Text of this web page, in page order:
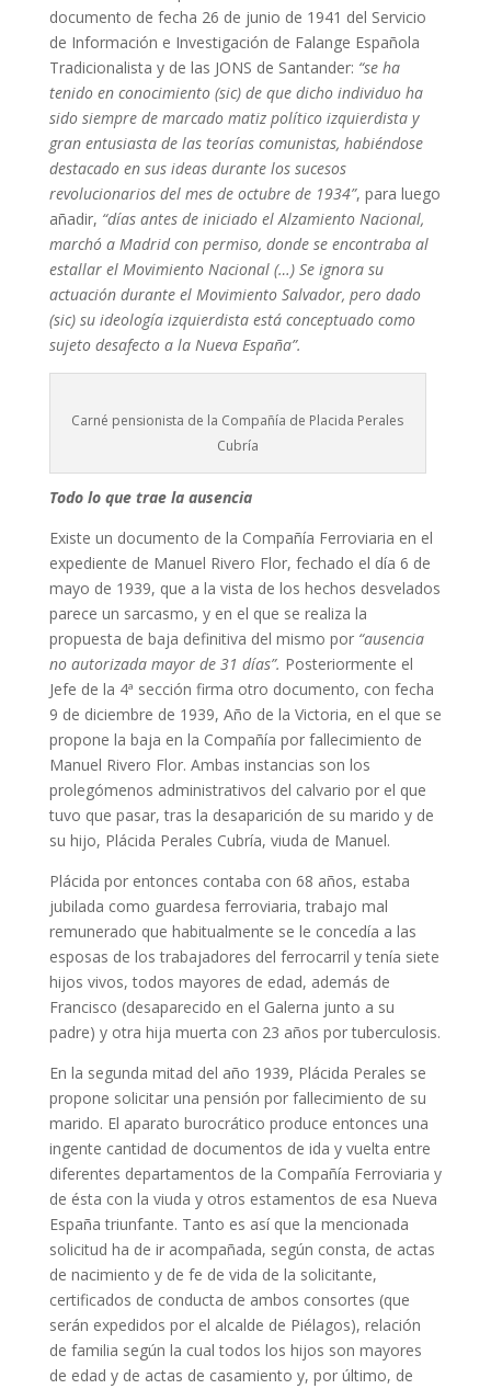
documento de fecha 26 de junio de 1941 del Servicio
de Información e Investigación de Falange Española
Tradicionalista y de las JONS de Santander: “se ha
tenido en conocimiento (sic) de que dicho individuo ha
sido siempre de marcado matiz político izquierdista y
gran entusiasta de las teorías comunistas, habiéndose
destacado en sus ideas durante los sucesos
revolucionarios del mes de octubre de 1934”, para luego
añadir, “días antes de iniciado el Alzamiento Nacional,
marchó a Madrid con permiso, donde se encontraba al
estallar el Movimiento Nacional (…) Se ignora su
actuación durante el Movimiento Salvador, pero dado
(sic) su ideología izquierdista está conceptuado como
sujeto desafecto a la Nueva España”.
Carné pensionista de la Compañía de Placida Perales
Cubría
Todo lo que trae la ausencia
Existe un documento de la Compañía Ferroviaria en el
expediente de Manuel Rivero Flor, fechado el día 6 de
mayo de 1939, que a la vista de los hechos desvelados
parece un sarcasmo, y en el que se realiza la
propuesta de baja definitiva del mismo por “ausencia
no autorizada mayor de 31 días”. Posteriormente el
Jefe de la 4ª sección firma otro documento, con fecha
9 de diciembre de 1939, Año de la Victoria, en el que se
propone la baja en la Compañía por fallecimiento de
Manuel Rivero Flor. Ambas instancias son los
prolegómenos administrativos del calvario por el que
tuvo que pasar, tras la desaparición de su marido y de
su hijo, Plácida Perales Cubría, viuda de Manuel.
Plácida por entonces contaba con 68 años, estaba
jubilada como guardesa ferroviaria, trabajo mal
remunerado que habitualmente se le concedía a las
esposas de los trabajadores del ferrocarril y tenía siete
hijos vivos, todos mayores de edad, además de
Francisco (desaparecido en el Galerna junto a su
padre) y otra hija muerta con 23 años por tuberculosis.
En la segunda mitad del año 1939, Plácida Perales se
propone solicitar una pensión por fallecimiento de su
marido. El aparato burocrático produce entonces una
ingente cantidad de documentos de ida y vuelta entre
diferentes departamentos de la Compañía Ferroviaria y
de ésta con la viuda y otros estamentos de esa Nueva
España triunfante. Tanto es así que la mencionada
solicitud ha de ir acompañada, según consta, de actas
de nacimiento y de fe de vida de la solicitante,
certificados de conducta de ambos consortes (que
serán expedidos por el alcalde de Piélagos), relación
de familia según la cual todos los hijos son mayores
de edad y de actas de casamiento y, por último, de